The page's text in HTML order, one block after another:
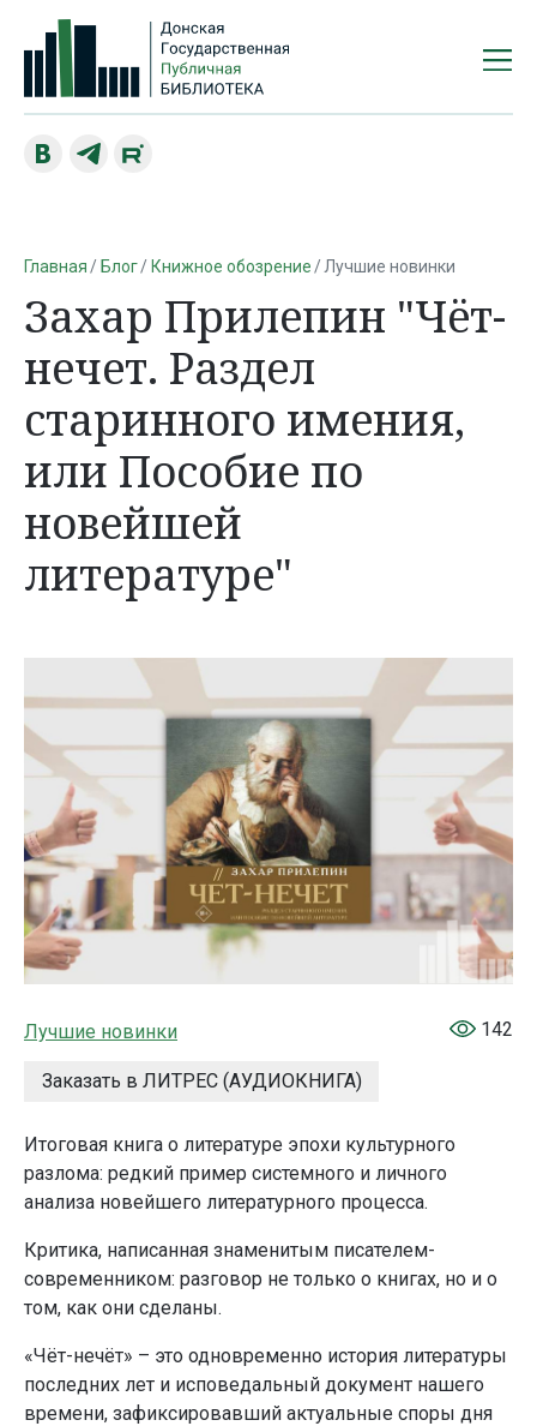
Главная Блог Книжное обозрение Лучшие новинки
Захар Прилепин "Чёт-
нечет. Раздел
старинного имения,
или Пособие по
новейшей
литературе"
Лучшие новинки
Заказать в ЛИТРЕС (АУДИОКНИГА)
142
Итоговая книга о литературе эпохи культурного
разлома: редкий пример системного и личного
анализа новейшего литературного процесса.
Критика, написанная знаменитым писателем-
современником: разговор не только о книгах, но и о
том, как они сделаны.
«Чёт-нечёт» – это одновременно история литературы
последних лет и исповедальный документ нашего
времени, зафиксировавший актуальные споры дня